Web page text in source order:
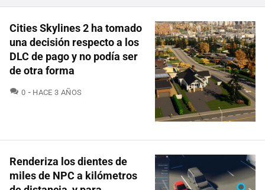
Cities Skylines 2 ha tomado
una decisión respecto a los
DLC de pago y no podía ser
de otra forma
0 COMENTARIOS
HACE 3 AÑOS
Renderiza los dientes de
miles de NPC a kilómetros